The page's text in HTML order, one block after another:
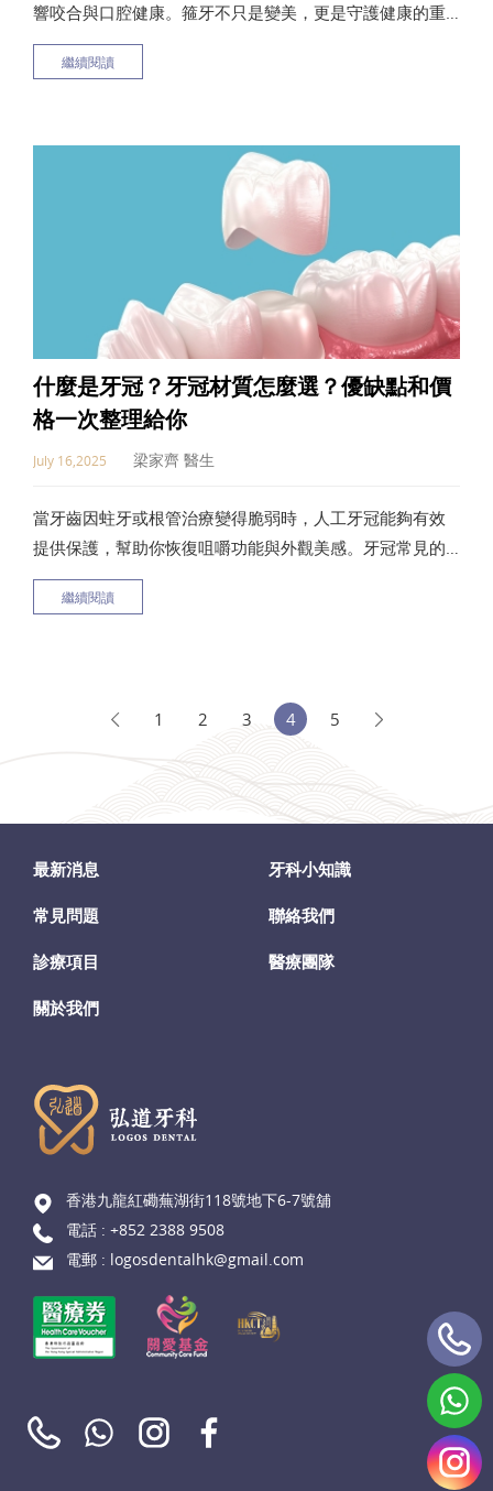
響咬合與口腔健康。箍牙不只是變美，更是守護健康的重
要投資！從矯正原理、常見迷思到多種箍牙方式，本文帶
你一次搞懂，找回自信笑容。別再讓齒列問題影響你，現
繼續閱讀
什麼是牙冠？牙冠材質怎麼選？優缺點和價
格一次整理給你
July 16,2025 梁家齊 醫生
當牙齒因蛀牙或根管治療變得脆弱時，人工牙冠能夠有效
提供保護，幫助你恢復咀嚼功能與外觀美感。牙冠常見的
材質包括全瓷冠、金屬冠等，有各自不同的優缺點與價格
差異，本文將一次整理牙冠的功能、材質比較與製作流
繼續閱讀
1 2 3 4 5
最新消息 牙科小知識
常見問題 聯絡我們
診療項目 醫療團隊
關於我們
香港九龍紅磡蕪湖街118號地下6-7號舖
電話 : +852 2388 9508
電郵 : logosdentalhk@gmail.com